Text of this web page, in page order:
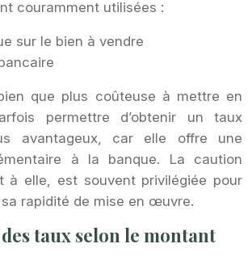
couramment utilisées :
sur le bien à vendre
que plus coûteuse à mettre en
permettre d’obtenir un taux
avantageux, car elle offre une
à la banque. La caution
à elle, est souvent privilégiée pour
rapidité de mise en œuvre.
taux selon le montant